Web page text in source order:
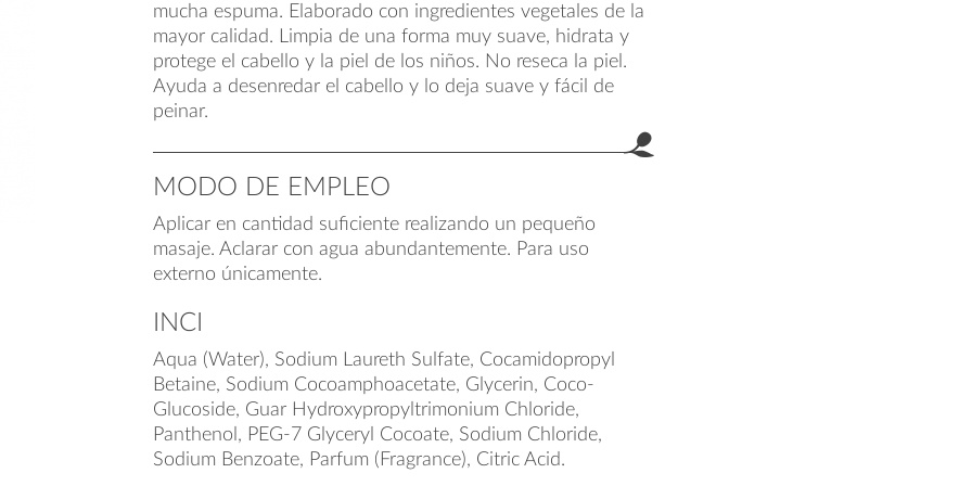
mucha espuma. Elaborado con ingredientes vegetales de la
mayor calidad. Limpia de una forma muy suave, hidrata y
protege el cabello y la piel de los niños. No reseca la piel.
Ayuda a desenredar el cabello y lo deja suave y fácil de
peinar.
MODO DE EMPLEO
Aplicar en cantidad suficiente realizando un pequeño
masaje. Aclarar con agua abundantemente. Para uso
externo únicamente.
INCI
Aqua (Water), Sodium Laureth Sulfate, Cocamidopropyl
Betaine, Sodium Cocoamphoacetate, Glycerin, Coco-
Glucoside, Guar Hydroxypropyltrimonium Chloride,
Panthenol, PEG-7 Glyceryl Cocoate, Sodium Chloride,
Sodium Benzoate, Parfum (Fragrance), Citric Acid.